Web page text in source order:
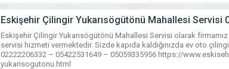
Eskişehir Çilingir Yukarısögütönü Mahallesi Servisi
Eskişehir Çilingir Yukarısögütönü Mahallesi Servisi olarak
servisi hizmeti vermektedir. Sizde kapıda kaldığınızda ev oto
02222206332 – 05422531649 – 05059335956 https://
yukarisogutonu.html